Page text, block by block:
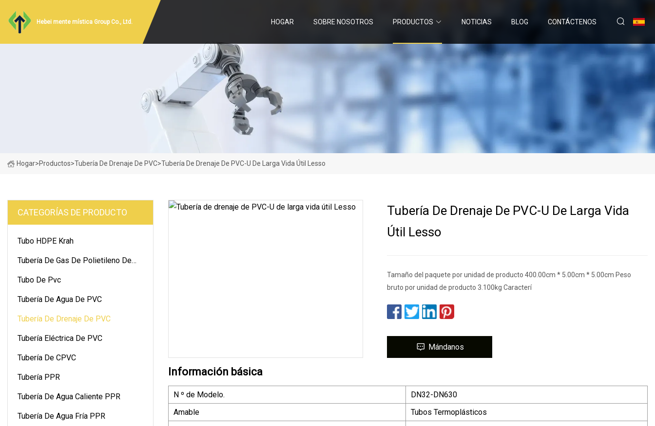
Hebei mente mística Group Co., Ltd. HOGAR SOBRE NOSOTROS PRODUCTOS NOTICIAS BLOG CONTÁCTENOS
Hogar>Productos>Tubería De Drenaje De PVC>Tubería De Drenaje De PVC-U De Larga Vida Útil Lesso
CATEGORÍAS DE PRODUCTO
Tubo HDPE Krah
Tubería De Gas De Polietileno De
Tubo De Pvc
Tubería De Agua De PVC
Tubería De Drenaje De PVC
Tubería Eléctrica De PVC
Tubería De CPVC
Tubería PPR
Tubería De Agua Caliente PPR
Tubería De Agua Fría PPR
Tubería De Drenaje De PVC-U De Larga Vida
Útil Lesso
Tamaño del paquete por unidad de producto 400.00cm * 5.00cm * 5.00cm Peso
bruto por unidad de producto 3.100kg Caracterí
Mándanos
Información básica
N º de Modelo.
DN32-DN630
Amable
Tubos Termoplásticos